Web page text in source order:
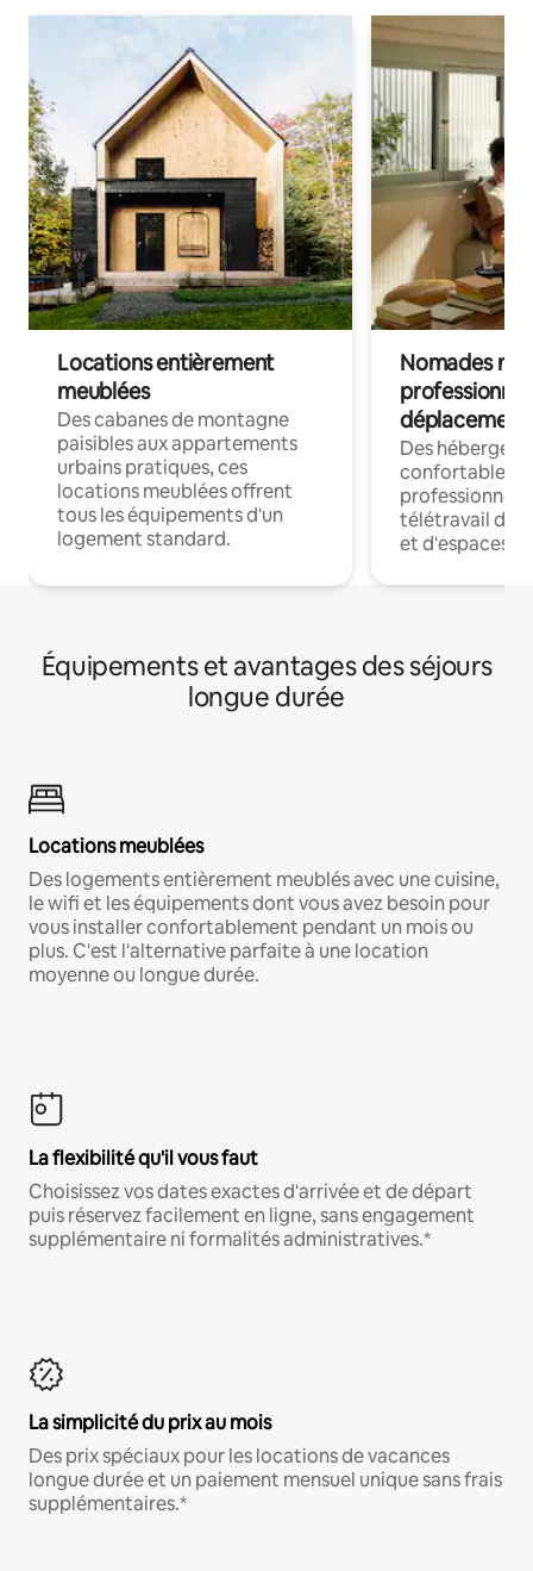
Locations entièrement
meublées
Des cabanes de montagne
paisibles aux appartements
urbains pratiques, ces
locations meublées offrent
tous les équipements d'un
logement standard.
Nomades
déplacement
Des
confortables
professionnels
télétravail
et d'espaces
Équipements et avantages des séjours
longue durée
Locations meublées
Des logements entièrement meublés avec une cuisine,
le wifi et les équipements dont vous avez besoin pour
vous installer confortablement pendant un mois ou
plus. C'est l'alternative parfaite à une location
moyenne ou longue durée.
La flexibilité qu'il vous faut
Choisissez vos dates exactes d'arrivée et de départ
puis réservez facilement en ligne, sans engagement
supplémentaire ni formalités administratives.*
La simplicité du prix au mois
Des prix spéciaux pour les locations de vacances
longue durée et un paiement mensuel unique sans frais
supplémentaires.*